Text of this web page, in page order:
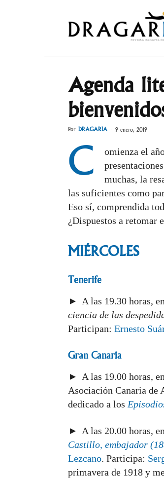
Agenda
Por DRAGARIA - 9 enero, 2019
C
omienza el
muchas, la
las suficientes como
Eso sí, comprendida
¿Dispuestos a retomar
MIÉRCOLES
Tenerife
► A las 19.30 horas,
ciencia de las
Participan: Ernesto
Gran Canaria
► A las 19.00 horas,
Asociación Canaria de
dedicado a los
► A las 20.00 horas,
Castillo, embajador
Lezcano. Participa:
primavera de 1918 y